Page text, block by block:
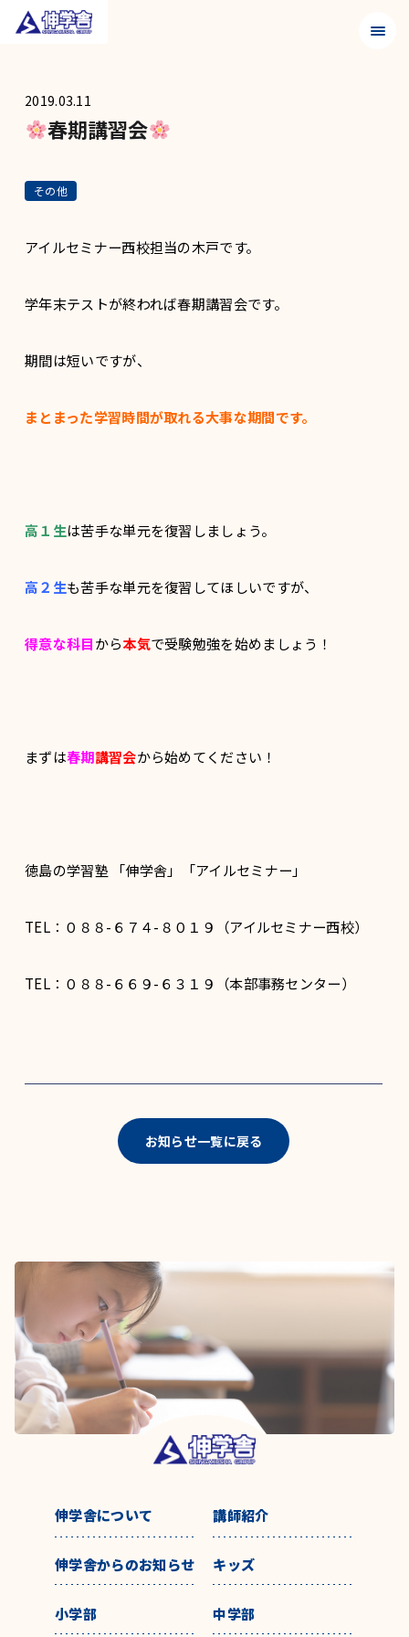
メニ
2019.03.11
春期講習会
その他
アイルセミナー西校担当の木戸です。
学年末テストが終われば春期講習会です。
期間は短いですが、
まとまった学習時間が取れる大事な期間です。
高１ 生は苦手な単元を復習しましょう。
高２ 生も苦手な単元を復習してほしいですが、
得意な科目から本気で受験勉強を始めましょう！
まずは春期講習会から始めてください！
徳島の学習塾 「伸学舎」「アイルセミナー」
TEL：０８８-６７４-８０１９（アイルセミナー西校）
TEL：０８８-６６９-６３１９（本部事務センター）
お知らせ一覧に戻る
伸学舎について 講師紹介
伸学舎からのお知らせ キッズ
小学部 中学部